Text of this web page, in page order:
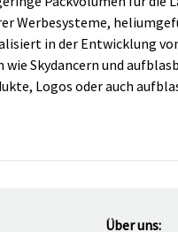
Werbesysteme,
in der Entwicklung
Skydancern und
Logos oder auch
Über uns: